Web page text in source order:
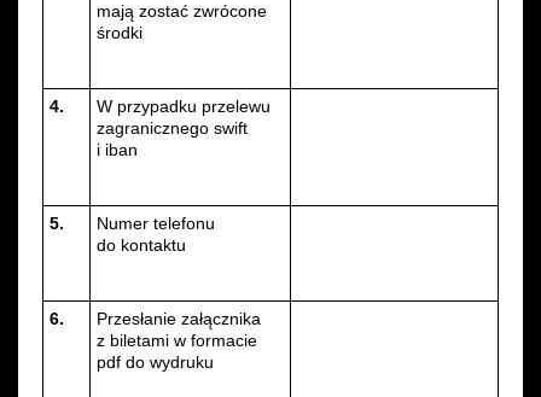
mają zostać zwrócone
środki
4.
W przypadku przelewu
zagranicznego swift
i iban
5.
Numer telefonu
do kontaktu
6.
Przesłanie załącznika
z biletami w formacie
pdf do wydruku